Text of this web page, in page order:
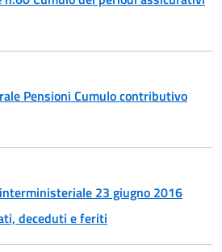
Pensioni Cumulo contributivo
23 giugno 2016
deceduti e feriti